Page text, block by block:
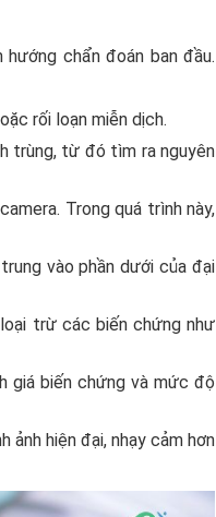
chẩn đoán ban đầu.
rối loạn miễn dịch.
trùng, từ đó tìm ra nguyên
Trong quá trình này,
vào phần dưới của đại
trừ các biến chứng như
giá biến chứng và mức độ
ảnh hiện đại, nhạy cảm hơn